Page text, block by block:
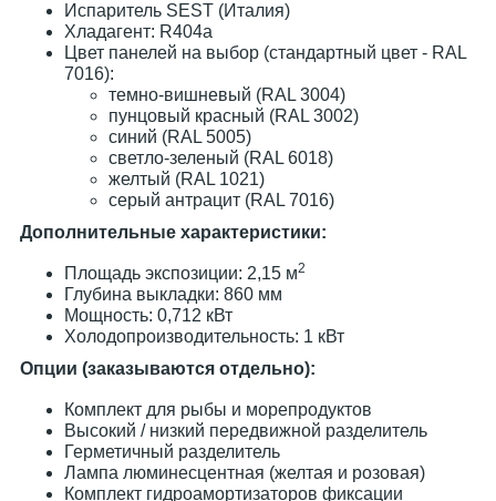
Испаритель SEST (Италия)
Хладагент: R404a
Цвет панелей на выбор (стандартный цвет - RAL
7016):
темно-вишневый (RAL 3004)
пунцовый красный (RAL 3002)
синий (RAL 5005)
светло-зеленый (RAL 6018)
желтый (RAL 1021)
серый антрацит (RAL 7016)
Дополнительные характеристики:
Площадь экспозиции: 2,15 м2
Глубина выкладки: 860 мм
Мощность: 0,712 кВт
Холодопроизводительность: 1 кВт
Опции (заказываются отдельно):
Комплект для рыбы и морепродуктов
Высокий / низкий передвижной разделитель
Герметичный разделитель
Лампа люминесцентная (желтая и розовая)
Комплект гидроамортизаторов фиксации